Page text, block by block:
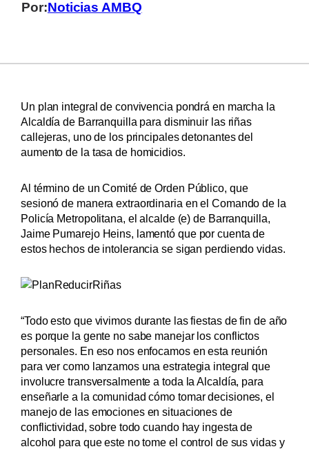
Por:Noticias AMBQ
Un plan integral de convivencia pondrá en marcha la
Alcaldía de Barranquilla para disminuir las riñas
callejeras, uno de los principales detonantes del
aumento de la tasa de homicidios.
Al término de un Comité de Orden Público, que
sesionó de manera extraordinaria en el Comando de la
Policía Metropolitana, el alcalde (e) de Barranquilla,
Jaime Pumarejo Heins, lamentó que por cuenta de
estos hechos de intolerancia se sigan perdiendo vidas.
“Todo esto que vivimos durante las fiestas de fin de año
es porque la gente no sabe manejar los conflictos
personales. En eso nos enfocamos en esta reunión
para ver como lanzamos una estrategia integral que
involucre transversalmente a toda la Alcaldía, para
enseñarle a la comunidad cómo tomar decisiones, el
manejo de las emociones en situaciones de
conflictividad, sobre todo cuando hay ingesta de
alcohol para que este no tome el control de sus vidas y